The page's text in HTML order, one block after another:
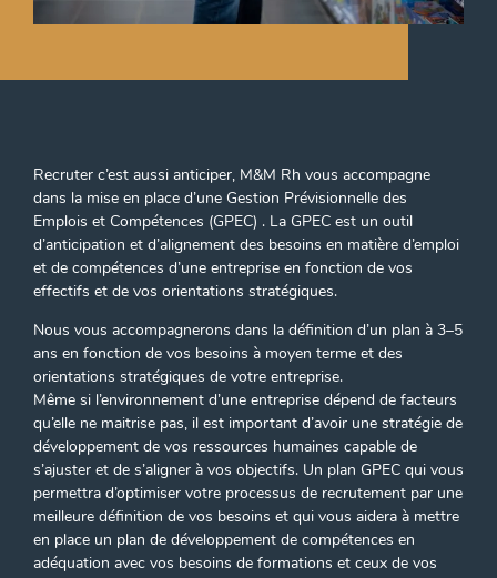
Recruter c’est aussi anticiper, M&M Rh vous accompagne
dans la mise en place d’une Gestion Prévisionnelle des
Emplois et Compétences (GPEC) . La GPEC est un outil
d’anticipation et d’alignement des besoins en matière d’emploi
et de compétences d’une entreprise en fonction de vos
effectifs et de vos orientations stratégiques.
Nous vous accompagnerons dans la définition d’un plan à 3–5
ans en fonction de vos besoins à moyen terme et des
orientations stratégiques de votre entreprise.
Même si l’environnement d’une entreprise dépend de facteurs
qu’elle ne maitrise pas, il est important d’avoir une stratégie de
développement de vos ressources humaines capable de
s’ajuster et de s’aligner à vos objectifs. Un plan GPEC qui vous
permettra d’optimiser votre processus de recrutement par une
meilleure définition de vos besoins et qui vous aidera à mettre
en place un plan de développement de compétences en
adéquation avec vos besoins de formations et ceux de vos